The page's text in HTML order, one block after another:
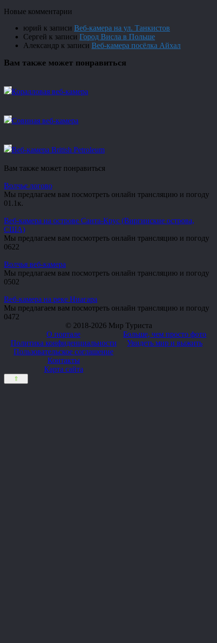
Новые комментарии
юрий к записи Веб-камера на ул. Танкистов
Сергей к записи Город Висла в Польше
Александр к записи Веб-камера посёлка Айхал
Вам также может понравиться
Коралловая веб-камера
Совиная веб-камера
Веб-камера British Petroleum
Вам также может понравиться
Волчье логово
Мы предлагаем вам посмотреть онлайн трансляцию и погоду
01.1к.
Веб-камера на острове Санта-Крус (Виргинские острова,
США)
Мы предлагаем вам посмотреть онлайн трансляцию и погоду
0622
Волчья веб-камера
Мы предлагаем вам посмотреть онлайн трансляцию и погоду
0502
Веб-камера на реке Ниагара
Мы предлагаем вам посмотреть онлайн трансляцию и погоду
0472
© 2018-2026 Мир Туриста
О портале
Политика конфиденциальности
Пользовательское соглашение
Контакты
Карта сайта
Больше, чем просто фото
Увидеть мир и выжить